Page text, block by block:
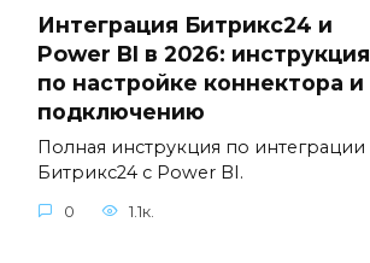
Интеграция Битрикс24 и
Power BI в 2026: инструкция
по настройке коннектора и
подключению
Полная инструкция по интеграции
Битрикс24 с Power BI.
0 1.1к.